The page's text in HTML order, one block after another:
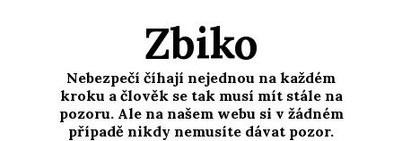
Zbiko
Nebezpečí číhají nejednou na každém
kroku a člověk se tak musí mít stále na
pozoru. Ale na našem webu si v žádném
případě nikdy nemusíte dávat pozor.